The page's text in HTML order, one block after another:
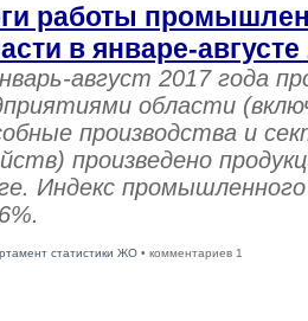
работы
в январе-августе
август 2017 года
области
производства и
произведено
Индекс
статистики ЖО • комментариев 1